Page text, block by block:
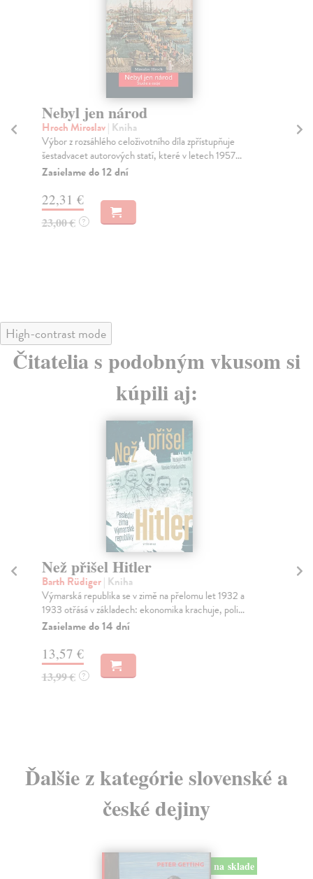
Nebyl jen národ
Hroch Miroslav| Kniha
Výbor z rozsáhlého celoživotního díla zpřístupňuje
šestadvacet autorových statí, které v letech 1957...
Zasielame do 12 dní
22,31 €
23,00 € ?
High-contrast mode
Čitatelia s podobným vkusom si
kúpili aj:
Než přišel Hitler
Barth Rüdiger| Kniha
Výmarská republika se v zimě na přelomu let 1932 a
1933 otřásá v základech: ekonomika krachuje, poli...
Zasielame do 14 dní
13,57 €
13,99 € ?
Ďalšie z kategórie slovenské a
české dejiny
na sklade